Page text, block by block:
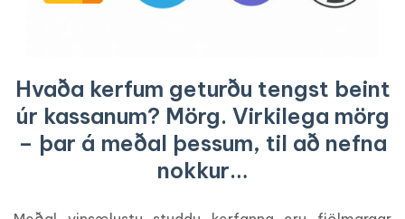
Hvaða kerfum geturðu tengst beint
úr kassanum? Mörg. Virkilega mörg
– þar á meðal þessum, til að nefna
nokkur…